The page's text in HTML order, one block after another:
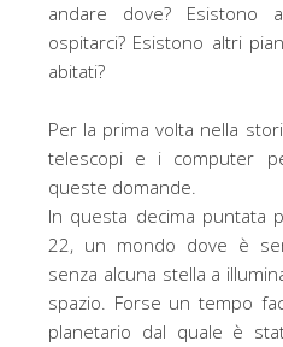
andare dove?
ospitarci? Esistono altri
abitati?
Per la prima volta nella
telescopi e i computer
queste domande.
In questa decima puntata
22, un mondo dove è
senza alcuna stella a
spazio. Forse un tempo
planetario dal quale è